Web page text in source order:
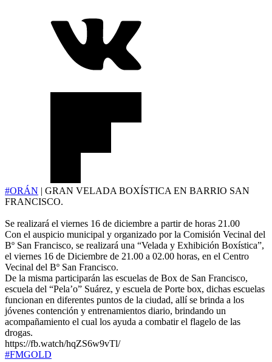
#ORÁN | GRAN VELADA BOXÍSTICA EN BARRIO SAN
FRANCISCO.
Se realizará el viernes 16 de diciembre a partir de horas 21.00
Con el auspicio municipal y organizado por la Comisión Vecinal del
Bº San Francisco, se realizará una “Velada y Exhibición Boxística”,
el viernes 16 de Diciembre de 21.00 a 02.00 horas, en el Centro
Vecinal del Bº San Francisco.
De la misma participarán las escuelas de Box de San Francisco,
escuela del “Pela’o” Suárez, y escuela de Porte box, dichas escuelas
funcionan en diferentes puntos de la ciudad, allí se brinda a los
jóvenes contención y entrenamientos diario, brindando un
acompañamiento el cual los ayuda a combatir el flagelo de las
drogas.
https://fb.watch/hqZS6w9vTl/
#FMGOLD